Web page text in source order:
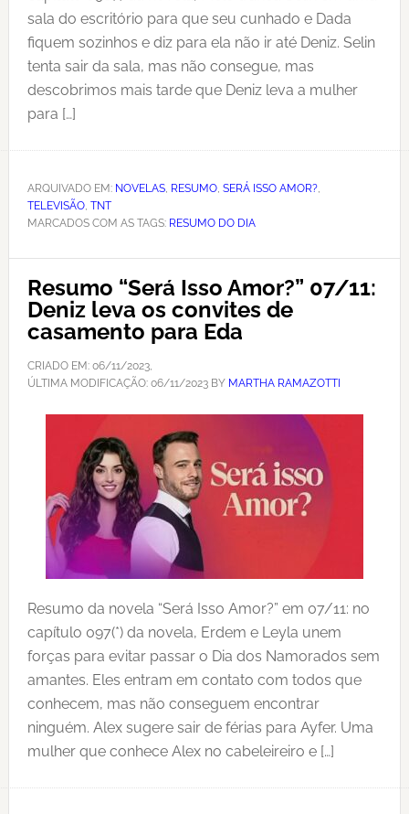
sala do escritório para que seu cunhado e Dada
fiquem sozinhos e diz para ela não ir até Deniz. Selin
tenta sair da sala, mas não consegue, mas
descobrimos mais tarde que Deniz leva a mulher
para […]
ARQUIVADO EM: NOVELAS, RESUMO, SERÁ ISSO AMOR?,
TELEVISÃO, TNT
MARCADOS COM AS TAGS: RESUMO DO DIA
Resumo “Será Isso Amor?” 07/11:
Deniz leva os convites de
casamento para Eda
CRIADO EM: 06/11/2023,
ÚLTIMA MODIFICAÇÃO: 06/11/2023BY MARTHA RAMAZOTTI
Resumo da novela “Será Isso Amor?” em 07/11: no
capítulo 097(*) da novela, Erdem e Leyla unem
forças para evitar passar o Dia dos Namorados sem
amantes. Eles entram em contato com todos que
conhecem, mas não conseguem encontrar
ninguém. Alex sugere sair de férias para Ayfer. Uma
mulher que conhece Alex no cabeleireiro e […]